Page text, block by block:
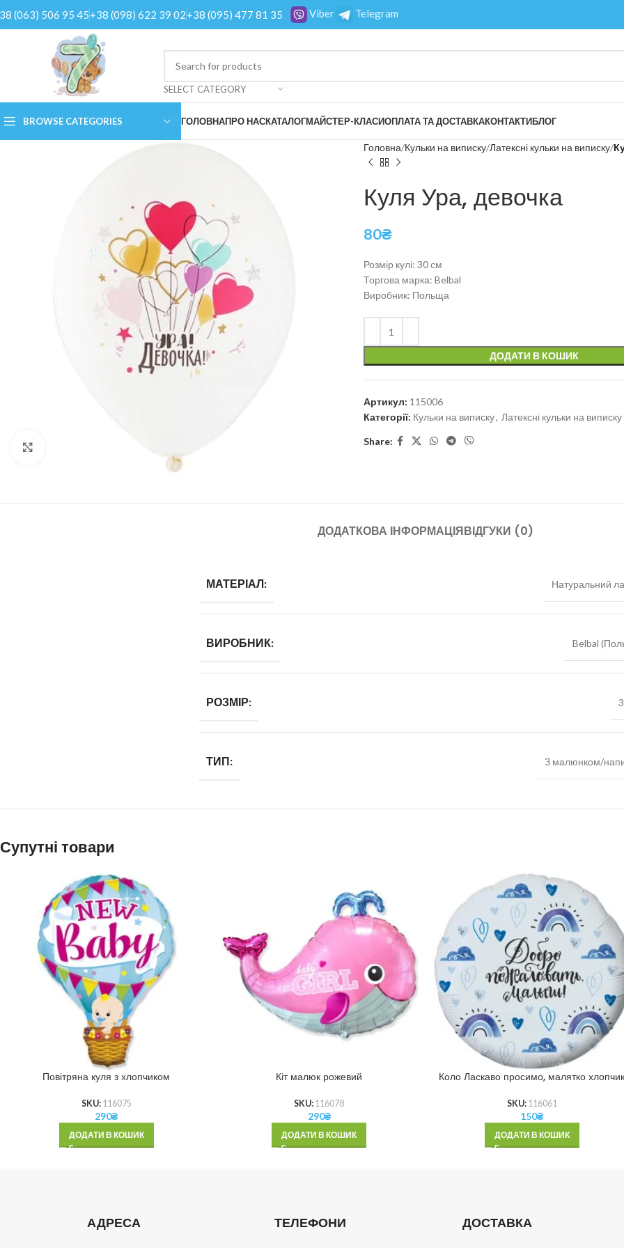
(063) 506 95 45+38 (098) 622 39 02+38 (095) 477 81 35 Viber Telegram
SELECT CATEGORY
BROWSE CATEGORIES ГОЛОВНАПРО НАСКАТАЛОГМАЙСТЕР-КЛАСИОПЛАТА ТА ДОСТАВКАКОНТАКТИБЛОГ
Головна Кульки на виписку Латексні кульки на виписку
Куля Ура, девочка
80₴
Розмір кулі: 30 см
Торгова марка: Belbal
Виробник: Польща
ДОДАТИ В КОШИК
Артикул: 115006
Категорії: Кульки на виписку, Латексні кульки на виписку
Share:
ДОДАТКОВА ІНФОРМАЦІЯВІДГУКИ (0)
МАТЕРІАЛ: Натуральний
ВИРОБНИК: Belbal
РОЗМІР:
ТИП: З малюнком/
Супутні товари
Повітряна куля з хлопчиком
SKU: 116075
290₴
ДОДАТИ В КОШИК
Кіт малюк рожевий
SKU: 116078
290₴
ДОДАТИ В КОШИК
Коло Ласкаво просимо, малятко
SKU: 116061
150₴
ДОДАТИ В КОШИК
АДРЕСА ТЕЛЕФОНИ ДОСТАВКА